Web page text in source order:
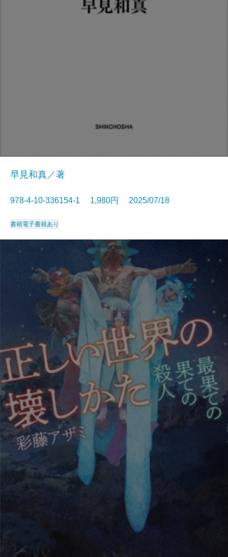
早見和真／著
978-4-10-336154-1 1,980円 2025/07/18
書籍電子書籍あり